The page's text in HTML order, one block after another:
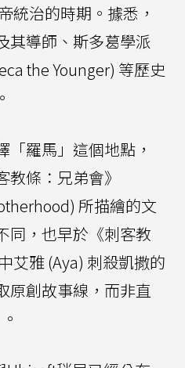
統治的時期。據悉，
其導師、斯多葛學派
the Younger) 等歷史
「羅馬」這個地點，
條：兄弟會》
所描繪的文
同，也早於《刺客教
艾雅 (Aya) 刺殺凱撒的
原創故事線，而非直
。